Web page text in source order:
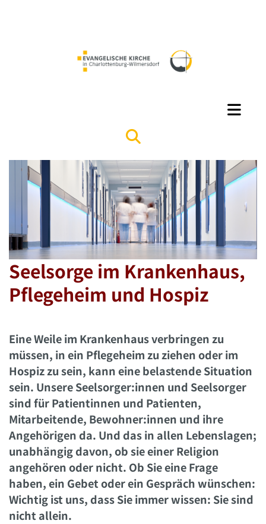
Seelsorge im Krankenhaus,
Pflegeheim und Hospiz
Eine Weile im Krankenhaus verbringen zu
müssen, in ein Pflegeheim zu ziehen oder im
Hospiz zu sein, kann eine belastende Situation
sein. Unsere Seelsorger:innen und Seelsorger
sind für Patientinnen und Patienten,
Mitarbeitende, Bewohner:innen und ihre
Angehörigen da. Und das in allen Lebenslagen;
unabhängig davon, ob sie einer Religion
angehören oder nicht. Ob Sie eine Frage
haben, ein Gebet oder ein Gespräch wünschen:
Wichtig ist uns, dass Sie immer wissen: Sie sind
nicht allein.